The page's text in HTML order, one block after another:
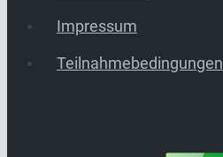
Impressum
Teilnahmebedingungen